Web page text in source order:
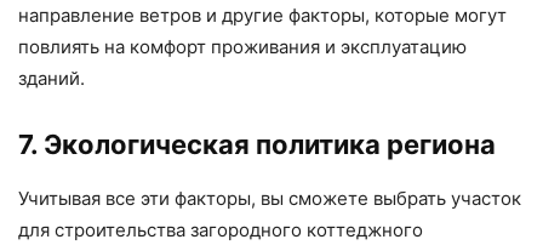
направление ветров и другие факторы, которые могут
повлиять на комфорт проживания и эксплуатацию
зданий.
7. Экологическая политика региона
Учитывая все эти факторы, вы сможете выбрать участок
для строительства загородного коттеджного